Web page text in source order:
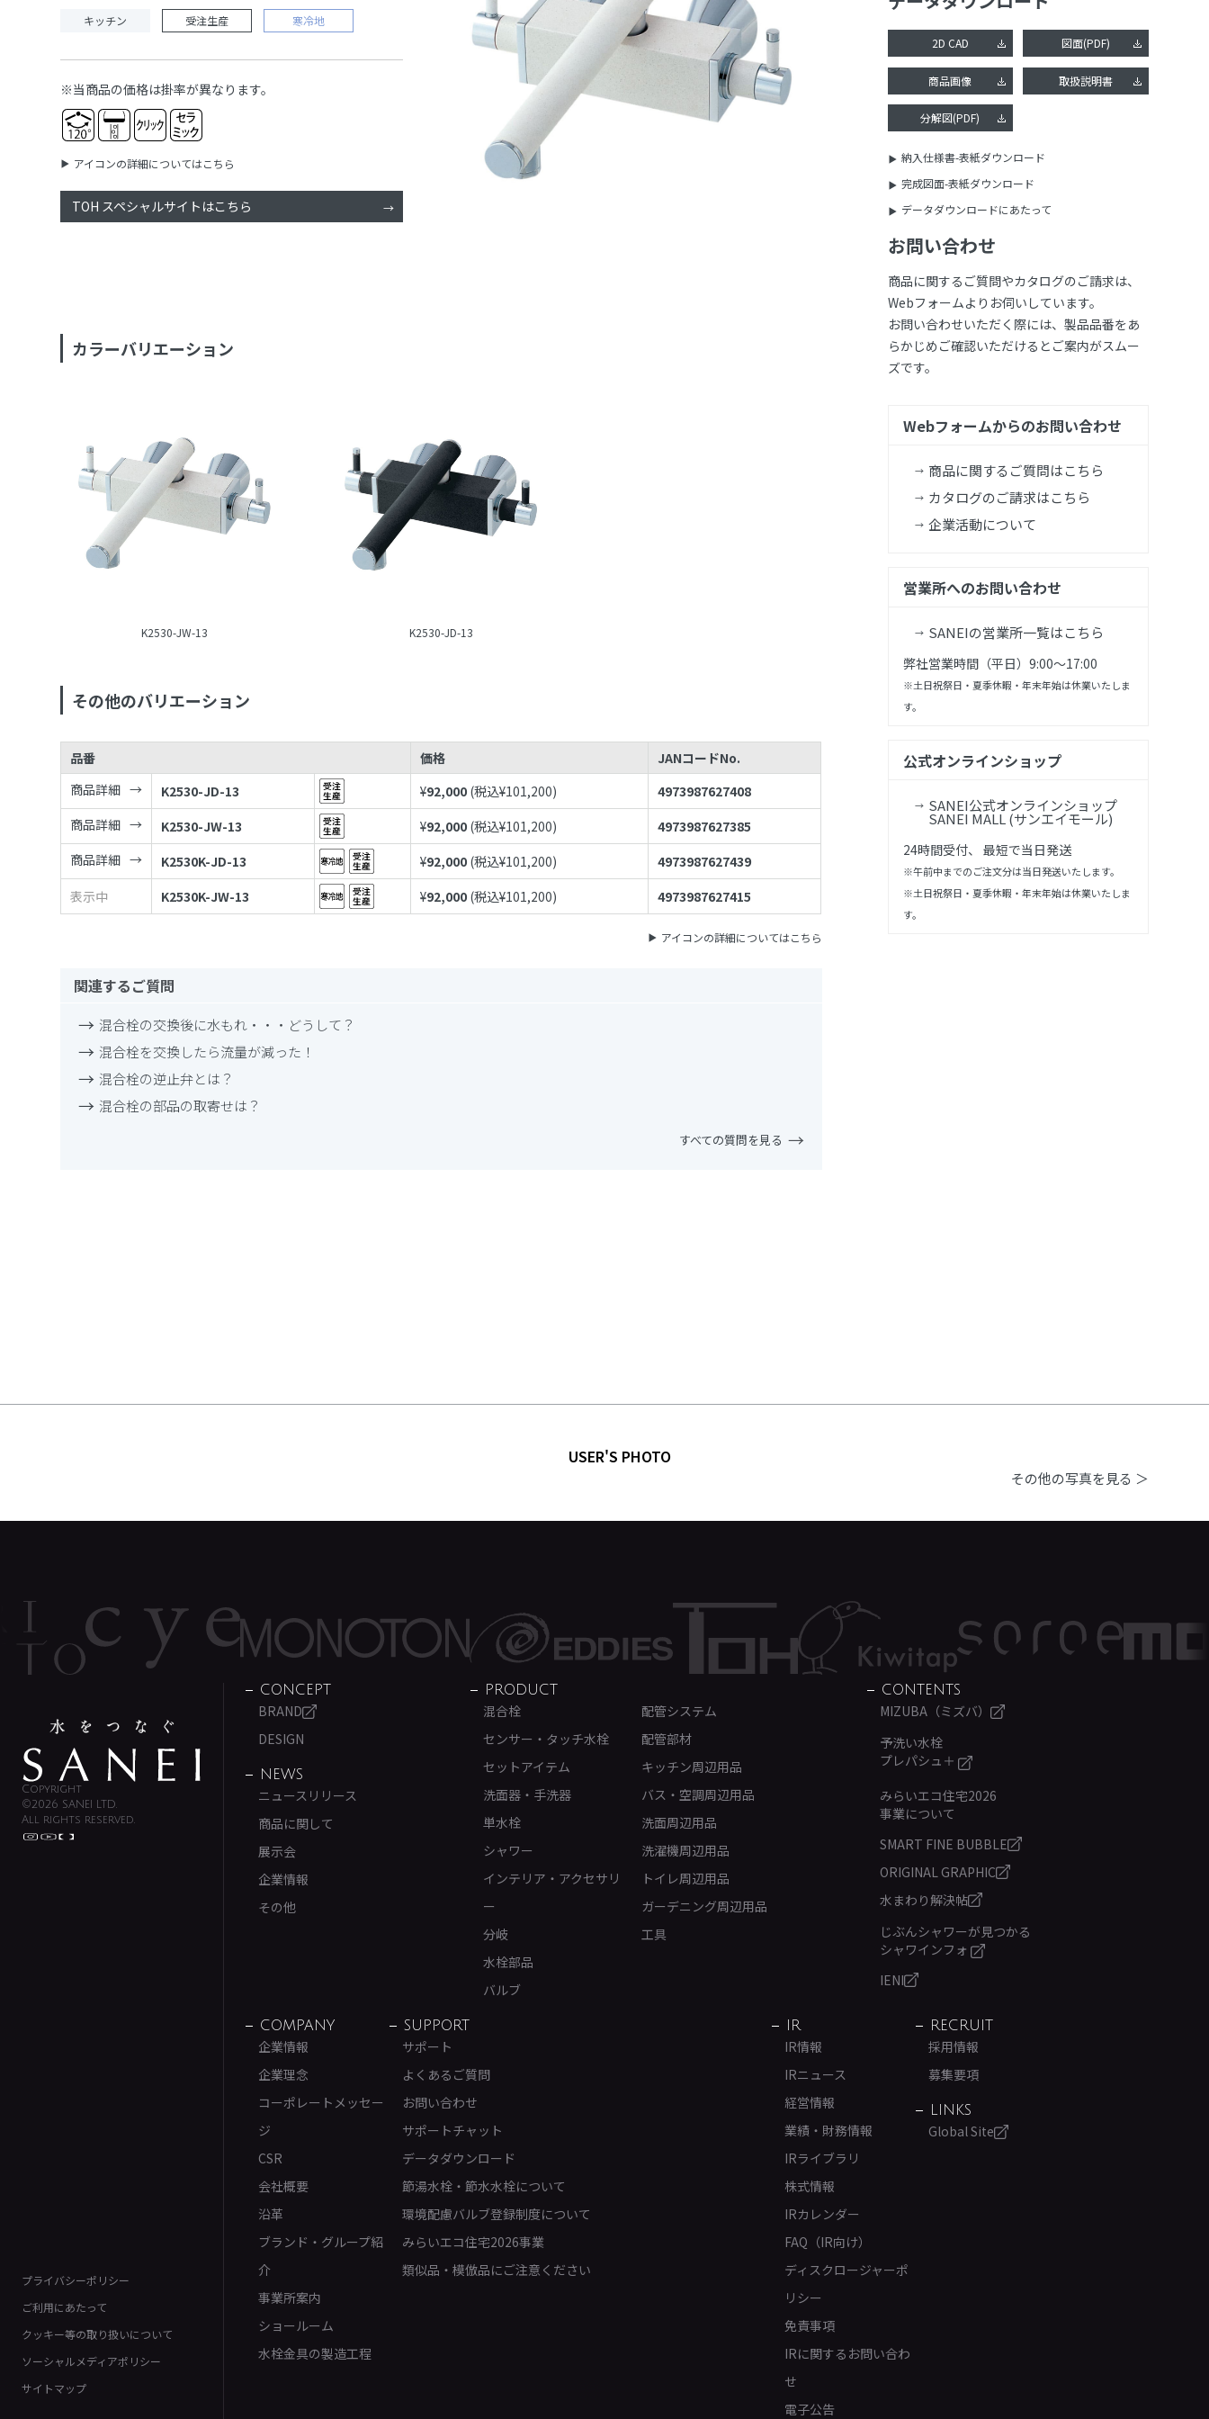
キッチン 受注生産 寒冷地
※当商品の価格は掛率が異なります。
アイコンの詳細についてはこちら
TOH スペシャルサイトはこちら
カラーバリエーション
K2530-JW-13 K2530-JD-13
その他のバリエーション
品番 価格
JANコードNo.
商品詳細
K2530-JD-13 ¥92,000 (税込¥101,200)
4973987627408
商品詳細
K2530-JW-13 ¥92,000 (税込¥101,200)
4973987627385
商品詳細
K2530K-JD-13 ¥92,000 (税込¥101,200)
4973987627439
表示中
K2530K-JW-13 ¥92,000 (税込¥101,200) 4973987627415
アイコンの詳細についてはこちら
関連するご質問
混合栓の交換後に水もれ・・・どうして？
混合栓を交換したら流量が減った！
混合栓の逆止弁とは？
混合栓の部品の取寄せは？
すべての質問を見る
2D CAD 図面(PDF)
商品画像 取扱説明書
分解図(PDF)
納入仕様書-表紙ダウンロード
完成図面-表紙ダウンロード
データダウンロードにあたって
お問い合わせ
商品に関するご質問やカタログのご請求は、
Webフォームよりお伺いしています。
お問い合わせいただく際には、製品品番をあ
らかじめご確認いただけるとご案内がスムー
ズです。
Webフォームからのお問い合わせ
商品に関するご質問はこちら
カタログのご請求はこちら
企業活動について
営業所へのお問い合わせ
SANEIの営業所一覧はこちら
弊社営業時間（平日）9:00～17:00
※土日祝祭日・夏季休暇・年末年始は休業いたしま
す。
公式オンラインショップ
SANEI公式オンラインショップ
SANEI MALL (サンエイモール)
24時間受付、 最短で当日発送
※午前中までのご注文分は当日発送いたします。
※土日祝祭日・夏季休暇・年末年始は休業いたしま
す。
USER'S PHOTO
その他の写真を見る ＞
Copyright
©2026 SANEI LTD.
All rights reserved.
プライバシーポリシー
ご利用にあたって
クッキー等の取り扱いについて
ソーシャルメディアポリシー
サイトマップ
CONCEPT
BRAND
DESIGN
NEWS
ニュースリリース
商品に関して
展示会
企業情報
その他
PRODUCT
混合栓
センサー・タッチ水栓
セットアイテム
洗面器・手洗器
単水栓
シャワー
インテリア・アクセサリ
ー
分岐
水栓部品
バルブ
配管システム
配管部材
キッチン周辺用品
バス・空調周辺用品
洗面周辺用品
洗濯機周辺用品
トイレ周辺用品
ガーデニング周辺用品
工具
CONTENTS
MIZUBA（ミズバ）
予洗い水栓
プレパシュ＋
みらいエコ住宅2026
事業について
SMART FINE BUBBLE
ORIGINAL GRAPHIC
水まわり解決帖
じぶんシャワーが見つかる
シャワインフォ
IENI
COMPANY
企業情報
企業理念
コーポレートメッセー
ジ
CSR
会社概要
沿革
ブランド・グループ紹
介
事業所案内
ショールーム
水栓金具の製造工程
SUPPORT
サポート
よくあるご質問
お問い合わせ
サポートチャット
データダウンロード
節湯水栓・節水水栓について
環境配慮バルブ登録制度について
みらいエコ住宅2026事業
類似品・模倣品にご注意ください
IR
IR情報
IRニュース
経営情報
業績・財務情報
IRライブラリ
株式情報
IRカレンダー
FAQ（IR向け）
ディスクロージャーポ
リシー
免責事項
IRに関するお問い合わ
せ
電子公告
RECRUIT
採用情報
募集要項
LINKS
Global Site